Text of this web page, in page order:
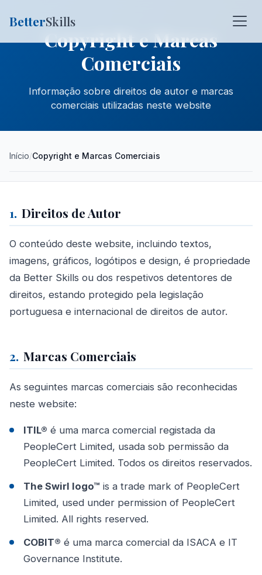
BetterSkills
Copyright e Marcas
Comerciais
Informação sobre direitos de autor e marcas
comerciais utilizadas neste website
Início Copyright e Marcas Comerciais
1. Direitos de Autor
O conteúdo deste website, incluindo textos,
imagens, gráficos, logótipos e design, é propriedade
da Better Skills ou dos respetivos detentores de
direitos, estando protegido pela legislação
portuguesa e internacional de direitos de autor.
2. Marcas Comerciais
As seguintes marcas comerciais são reconhecidas
neste website:
ITIL® é uma marca comercial registada da
PeopleCert Limited, usada sob permissão da
PeopleCert Limited. Todos os direitos reservados.
The Swirl logo™ is a trade mark of PeopleCert
Limited, used under permission of PeopleCert
Limited. All rights reserved.
COBIT® é uma marca comercial da ISACA e IT
Governance Institute.